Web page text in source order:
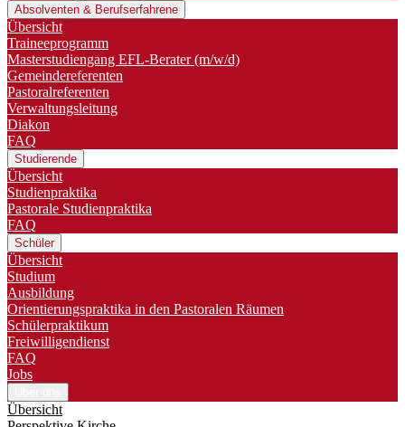
Absolventen & Berufserfahrene
Übersicht
Traineeprogramm
Master­studiengang EFL-Berater (m/w/d)
Gemeindereferenten
Pastoralreferenten
Verwaltungsleitung
Diakon
FAQ
Studierende
Übersicht
Studienpraktika
Pastorale Studienpraktika
FAQ
Schüler
Übersicht
Studium
Ausbildung
Orientierungspraktika in den Pastoralen Räumen
Schülerpraktikum
Freiwilligendienst
FAQ
Jobs
Übersicht